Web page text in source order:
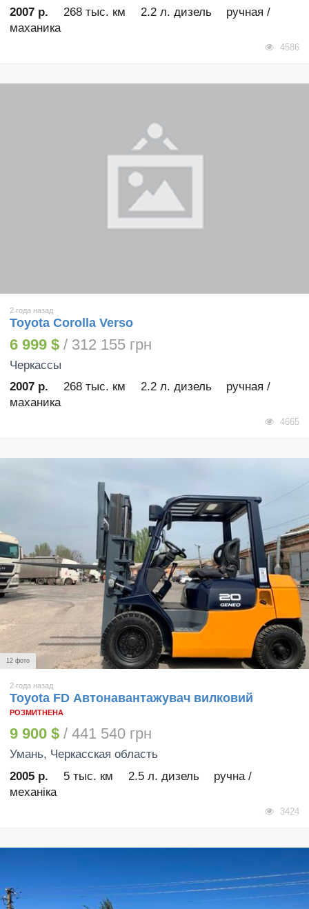
2007 р.
268 тыс. км 2.2 л. дизель
ручная /
маханика
4586
2 года назад
Toyota Corolla Verso
6 999 $ / 312 155 грн
Черкассы
2007 р.
268 тыс. км 2.2 л. дизель
ручная /
маханика
4665
12 фото
2 года назад
Toyota FD Автонавантажувач вилковий
РОЗМИТНЕНА
9 900 $ / 441 540 грн
Умань, Черкасская область
2005 р.
5 тыс. км 2.5 л. дизель
ручна /
механіка
3424